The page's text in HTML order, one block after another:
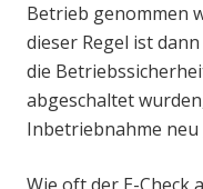
Betrieb genommen
dieser Regel ist
die
abgeschaltet
Inbetriebnahme